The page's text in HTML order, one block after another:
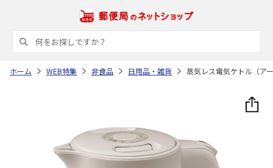
ホーム WEB特集 非食品 日用品・雑貨 蒸気レス電気ケトル（ア